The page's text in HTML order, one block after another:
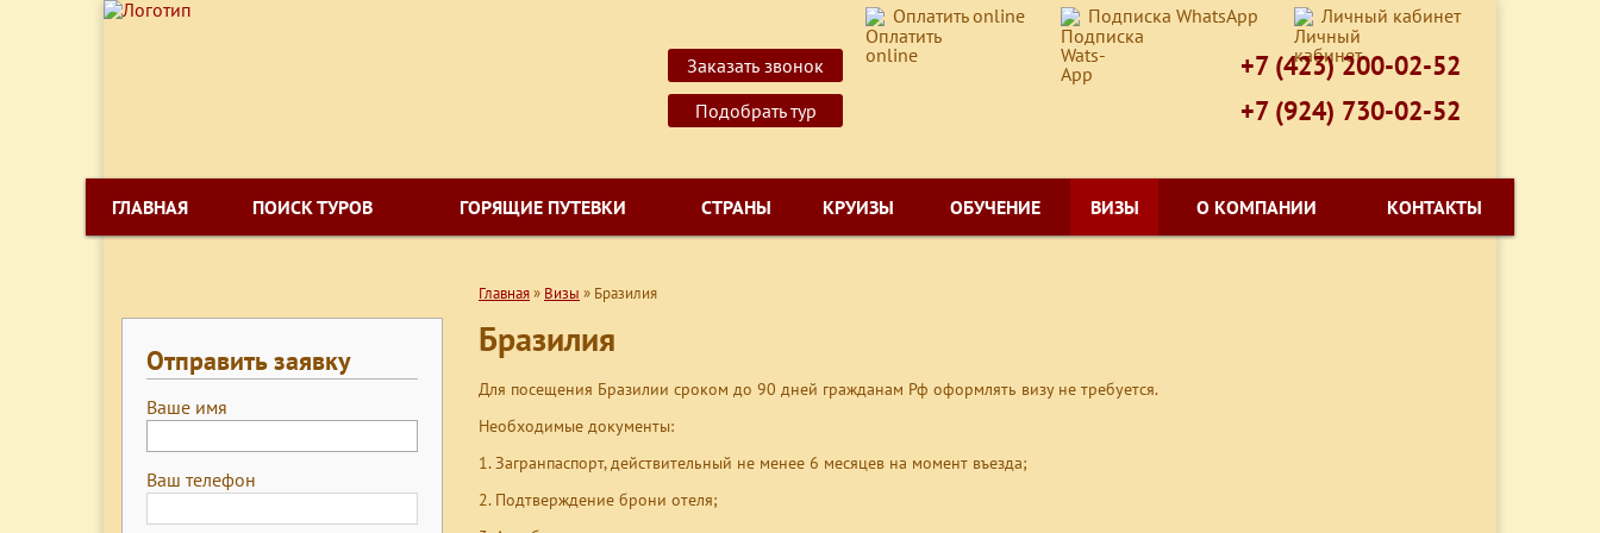
Оплатить online Подписка WhatsApp Личный кабинет
Заказать звонок
Подобрать тур
+7 (423) 200-02-52
+7 (924) 730-02-52
ГЛАВНАЯ ПОИСК ТУРОВ ГОРЯЩИЕ ПУТЕВКИ СТРАНЫ КРУИЗЫ ОБУЧЕНИЕ ВИЗЫ О КОМПАНИИ КОНТАКТЫ
Отправить заявку
Ваше имя
Ваш телефон
Главная» Визы » Бразилия
Бразилия
Для посещения Бразилии сроком до 90 дней гражданам Рф оформлять визу не требуется.
Необходимые документы:
Загранпаспорт, действительный не менее 6 месяцев на момент въезда;
Подтверждение брони отеля;